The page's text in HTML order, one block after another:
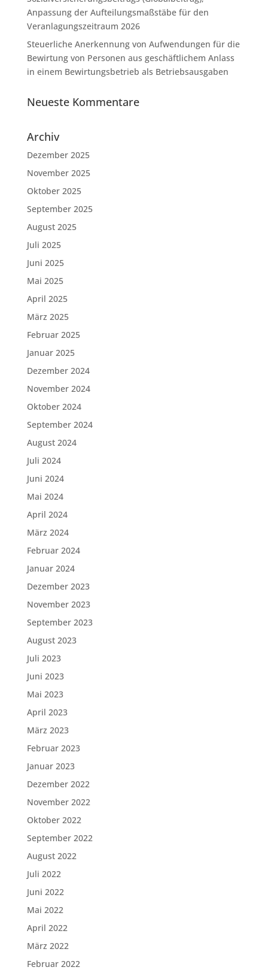
Anpassung der Aufteilungsmaßstäbe für den
Veranlagungszeitraum 2026
Steuerliche Anerkennung von Aufwendungen für die
Bewirtung von Personen aus geschäftlichem Anlass
in einem Bewirtungsbetrieb als Betriebsausgaben
Neueste Kommentare
Archiv
Dezember 2025
November 2025
Oktober 2025
September 2025
August 2025
Juli 2025
Juni 2025
Mai 2025
April 2025
März 2025
Februar 2025
Januar 2025
Dezember 2024
November 2024
Oktober 2024
September 2024
August 2024
Juli 2024
Juni 2024
Mai 2024
April 2024
März 2024
Februar 2024
Januar 2024
Dezember 2023
November 2023
September 2023
August 2023
Juli 2023
Juni 2023
Mai 2023
April 2023
März 2023
Februar 2023
Januar 2023
Dezember 2022
November 2022
Oktober 2022
September 2022
August 2022
Juli 2022
Juni 2022
Mai 2022
April 2022
März 2022
Februar 2022